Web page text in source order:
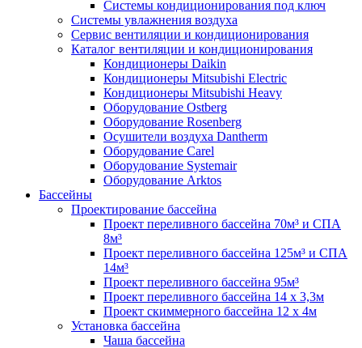
Системы кондиционирования под ключ
Системы увлажнения воздуха
Сервис вентиляции и кондиционирования
Каталог вентиляции и кондиционирования
Кондиционеры Daikin
Кондиционеры Mitsubishi Electric
Кондиционеры Mitsubishi Heavy
Оборудование Ostberg
Оборудование Rosenberg
Осушители воздуха Dantherm
Оборудование Carel
Оборудование Systemair
Оборудование Arktos
Бассейны
Проектирование бассейна
Проект переливного бассейна 70м³ и СПА
8м³
Проект переливного бассейна 125м³ и СПА
14м³
Проект переливного бассейна 95м³
Проект переливного бассейна 14 х 3,3м
Проект скиммерного бассейна 12 х 4м
Установка бассейна
Чаша бассейна